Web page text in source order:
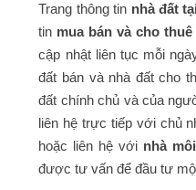
Trang thông tin nhà đất
tin mua bán và cho
cập nhật liên tục mỗi
đất bán và nhà đất cho
đất chính chủ và của
liên hệ trực tiếp với chủ
hoặc liên hệ với nhà
được tư vấn để đầu tư